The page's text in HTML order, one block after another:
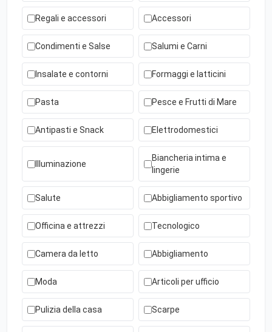
Regali e accessori Accessori
Condimenti e Salse Salumi e Carni
Insalate e contorni Formaggi e latticini
Pasta Pesce e Frutti di Mare
Antipasti e Snack Elettrodomestici
Illuminazione
Biancheria intima e
lingerie
Salute Abbigliamento sportivo
Officina e attrezzi Tecnologico
Camera da letto Abbigliamento
Moda Articoli per ufficio
Pulizia della casa Scarpe